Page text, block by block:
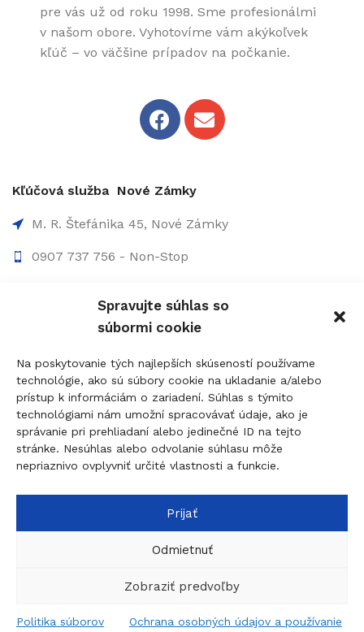
Spravujte súhlas so
súbormi cookie
Na poskytovanie tých najlepších skúseností používame
technológie, ako sú súbory cookie na ukladanie a/alebo
prístup k informáciám o zariadení. Súhlas s týmito
technológiami nám umožní spracovávať údaje, ako je
správanie pri prehliadaní alebo jedinečné ID na tejto
stránke. Nesúhlas alebo odvolanie súhlasu môže
nepriaznivo ovplyvniť určité vlastnosti a funkcie.
Prijať
Odmietnuť
Zobraziť predvoľby
Politika súborov Ochrana osobných údajov a používanie
pre vás už od roku 1998. Sme profesionálmi
v našom obore. Vyhotovíme vám akýkoľvek
kľúč – vo väčšine prípadov na počkanie.
Kľúčová služba Nové Zámky
M. R. Štefánika 45, Nové Zámky
0907 737 756 - Non-Stop
info@figolock.sk
Kľúčová služba Komárno
Palatínova 20, 945 01 Komárno
0907 737 756 - Non Stop
0911 015 055 - 9:00-17:00
komarno@figolock.sk
© 2026figolock.skcreated bydobrýBRAND
Táto stránka je chránená systémom reCAPTCHA a
Pravidlá ochrany osobných údajov
Prívesok
sklade
0